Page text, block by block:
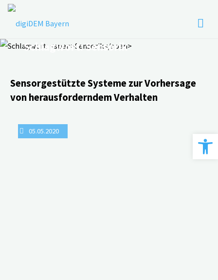
Zum
Inhalt
Schlagwort:Sensorik
Sensorgestützte Systeme zur Vorhersage
von herausforderndem Verhalten
05.05.2020